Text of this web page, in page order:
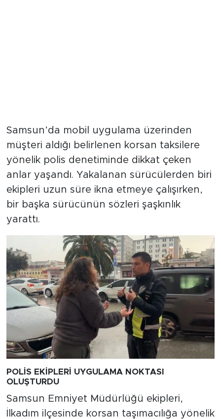
Samsun’da mobil uygulama üzerinden
müşteri aldığı belirlenen korsan taksilere
yönelik polis denetiminde dikkat çeken
anlar yaşandı. Yakalanan sürücülerden biri
ekipleri uzun süre ikna etmeye çalışırken,
bir başka sürücünün sözleri şaşkınlık
yarattı.
POLİS EKİPLERİ UYGULAMA NOKTASI
OLUŞTURDU
Samsun Emniyet Müdürlüğü ekipleri,
İlkadım ilçesinde korsan taşımacılığa yönelik